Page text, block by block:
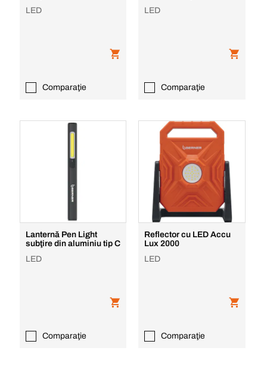
LED
Comparaţie
LED
Comparaţie
Lanternă Pen Light
subţire din aluminiu tip C
LED
Comparaţie
Reflector cu LED Accu
Lux 2000
LED
Comparaţie